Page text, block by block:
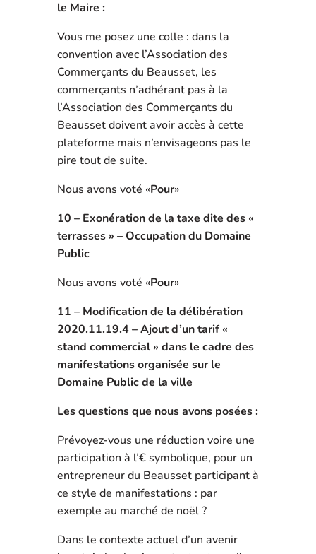
le Maire :
Vous me posez une colle : dans la
convention avec l’Association des
Commerçants du Beausset, les
commerçants n’adhérant pas à la
l’Association des Commerçants du
Beausset doivent avoir accès à cette
plateforme mais n’envisageons pas le
pire tout de suite.
Nous avons voté «Pour»
10 – Exonération de la taxe dite des «
terrasses » – Occupation du Domaine
Public
Nous avons voté «Pour»
11 – Modification de la délibération
2020.11.19.4 – Ajout d’un tarif «
stand commercial » dans le cadre des
manifestations organisée sur le
Domaine Public de la ville
Les questions que nous avons posées :
Prévoyez-vous une réduction voire une
participation à l’€ symbolique, pour un
entrepreneur du Beausset participant à
ce style de manifestations : par
exemple au marché de noël ?
Dans le contexte actuel d’un avenir